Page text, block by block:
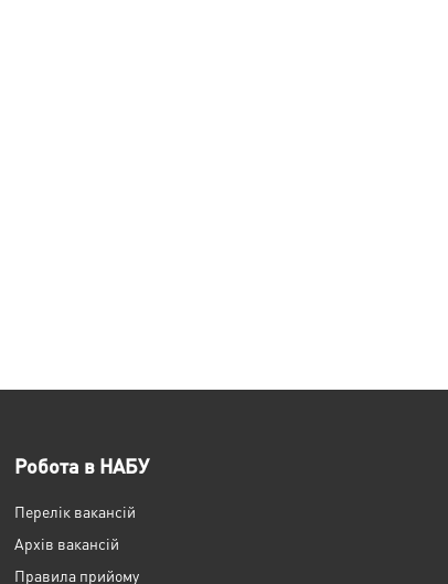
Робота в НАБУ
Перелік вакансій
Архів вакансій
Правила прийому